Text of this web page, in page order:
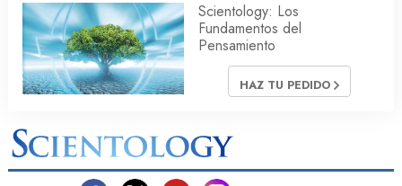
Scientology: Los
Fundamentos del
Pensamiento
HAZ TU PEDIDO